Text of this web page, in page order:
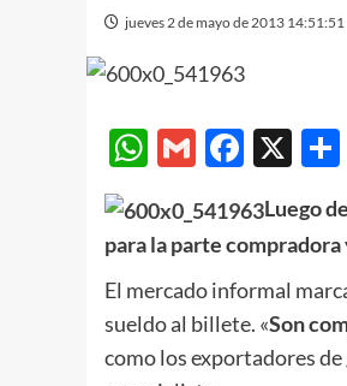
jueves 2 de mayo de 2013 14:51:51
WhatsApp
Gmail X
Luego
para la parte compradora
El mercado informal
sueldo al billete. «Son
como los exportadores